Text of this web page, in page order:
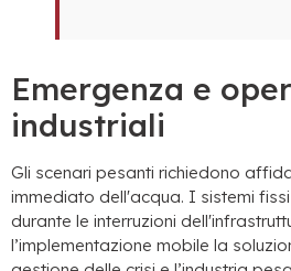
Emergenza e
industriali
Gli scenari pesanti richiedono
immediato dell'acqua. I sistemi
durante le interruzioni
l’implementazione mobile la